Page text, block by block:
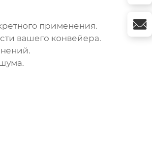
применения.
вашего конвейера.